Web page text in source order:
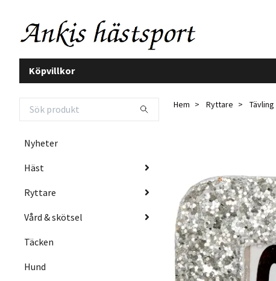
Köpvillkor
Nyheter
Häst
Ryttare
Vård & skötsel
Täcken
Hund
Hem Ryttare Tävling